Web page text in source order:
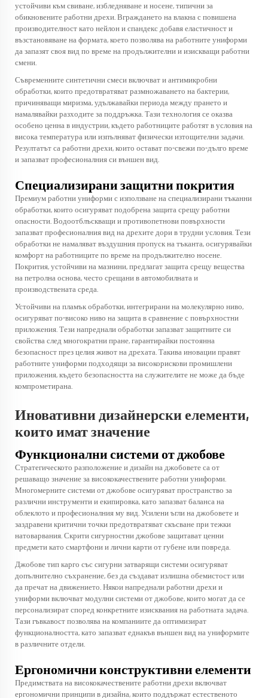
устойчиви към свиване, избледняване и носене, типични за
обикновените работни дрехи. Вграждането на влакна с повишена
производителност като нейлон и спандекс добавя еластичност и
възстановяване на формата, което позволява на работните униформи
да запазят своя вид по време на продължителни и изискващи работни
смени.
Съвременните синтетични смеси включват и антимикробни
обработки, които предотвратяват размножаването на бактерии,
причиняващи миризма, удължавайки периода между прането и
намалявайки разходите за поддръжка. Тази технология се оказва
особено ценна в индустрии, където работниците работят в условия на
висока температура или изпълняват физически изтощителни задачи.
Резултатът са работни дрехи, които остават по-свежи по-дълго време
и запазват професионалния си външен вид.
Специализирани защитни покрития
Премиум работни униформи с използване на специализирани тъканни
обработки, които осигуряват подобрена защита срещу работни
опасности. Водоотблъскващи и противопетнови повърхности
запазват професионалния вид на дрехите дори в трудни условия. Тези
обработки не намаляват въздушния пропуск на тъканта, осигурявайки
комфорт на работниците по време на продължително носене.
Покрития, устойчиви на мазнини, предлагат защита срещу вещества
на петролна основа, често срещани в автомобилната и
производствената среда.
Устойчиви на пламък обработки, интегрирани на молекулярно ниво,
осигуряват по-високо ниво на защита в сравнение с повърхностни
приложения. Тези напреднали обработки запазват защитните си
свойства след многократни пране, гарантирайки постоянна
безопасност през целия живот на дрехата. Такива иновации правят
работните униформи подходящи за високорискови промишлени
приложения, където безопасността на служителите не може да бъде
компрометирана.
Иновативни дизайнерски елементи,
които имат значение
Функционални системи от джобове
Стратегическото разположение и дизайн на джобовете са от
решаващо значение за висококачествените работни униформи.
Многомерните системи от джобове осигуряват пространство за
различни инструменти и екипировка, като запазват баланса на
облеклото и професионалния му вид. Усилени ъгли на джобовете и
заздравени критични точки предотвратяват скъсване при тежки
натоварвания. Скрити сигурностни джобове защитават ценни
предмети като смартфони и лични карти от губене или повреда.
Джобове тип карго със сигурни затварящи системи осигуряват
допълнително съхранение, без да създават излишна обемистост или
да пречат на движението. Някои напреднали работни дрехи и
униформи включват модулни системи от джобове, които могат да се
персонализират според конкретните изисквания на работната задача.
Тази гъвкавост позволява на компаниите да оптимизират
функционалността, като запазват еднакъв външен вид на униформите
в различните отдели.
Ергономични конструктивни елементи
Предимствата на висококачествените работни дрехи включват
ергономични принципи в дизайна, които поддържат естественото